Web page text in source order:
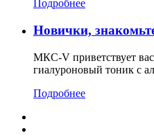
Подробнее
Новички,
МКС-V приветствует
гиалуроновый тоник с
Подробнее